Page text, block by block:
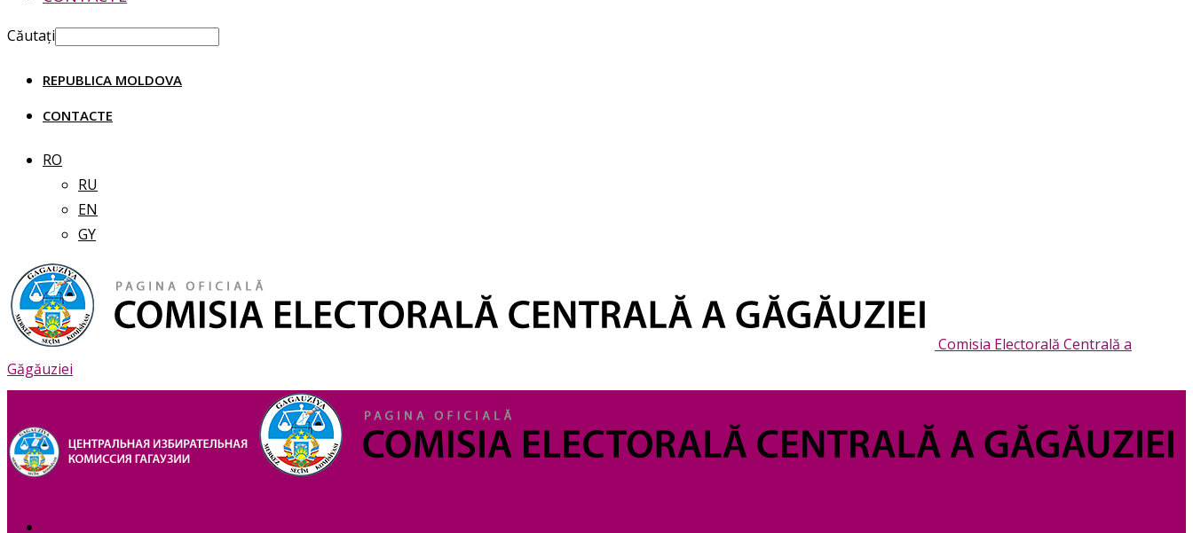
Căutați
REPUBLICA MOLDOVA
CONTACTE
RO
RU
EN
GY
Comisia Electorală Centrală a
Găgăuziei